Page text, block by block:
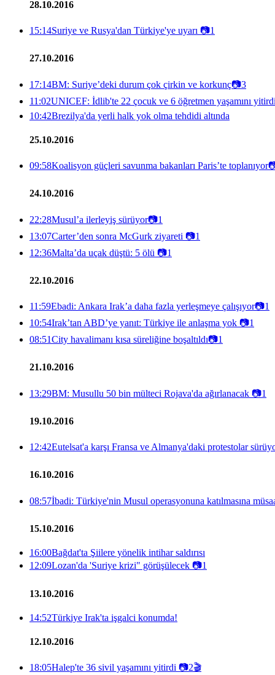
28.10.2016
15:14Suriye ve Rusya'dan Türkiye'ye uyarı 📷1
27.10.2016
17:14BM: Suriye’deki durum çok çirkin ve korkunç📷3
11:02UNICEF: İdlib'te 22 çocuk ve 6 öğretmen yaşamını yitirdi
10:42Brezilya'da yerli halk yok olma tehdidi altında
25.10.2016
09:58Koalisyon güçleri savunma bakanları Paris’te toplanıyor
24.10.2016
22:28Musul’a ilerleyiş sürüyor📷1
13:07Carter’den sonra McGurk ziyareti 📷1
12:36Malta’da uçak düştü: 5 ölü 📷1
22.10.2016
11:59Ebadi: Ankara Irak’a daha fazla yerleşmeye çalışıyor📷1
10:54Irak’tan ABD’ye yanıt: Türkiye ile anlaşma yok 📷1
08:51City havalimanı kısa süreliğine boşaltıldı📷1
21.10.2016
13:29BM: Musullu 50 bin mülteci Rojava'da ağırlanacak 📷1
19.10.2016
12:42Eutelsat'a karşı Fransa ve Almanya'daki protestolar
16.10.2016
08:57İbadi: Türkiye'nin Musul operasyonuna katılmasına
15.10.2016
16:00Bağdat'ta Şiilere yönelik intihar saldırısı
12:09Lozan'da 'Suriye krizi" görüşülecek 📷1
13.10.2016
14:52Türkiye Irak'ta işgalci konumda!
12.10.2016
18:05Halep'te 36 sivil yaşamını yitirdi 📷2🎬